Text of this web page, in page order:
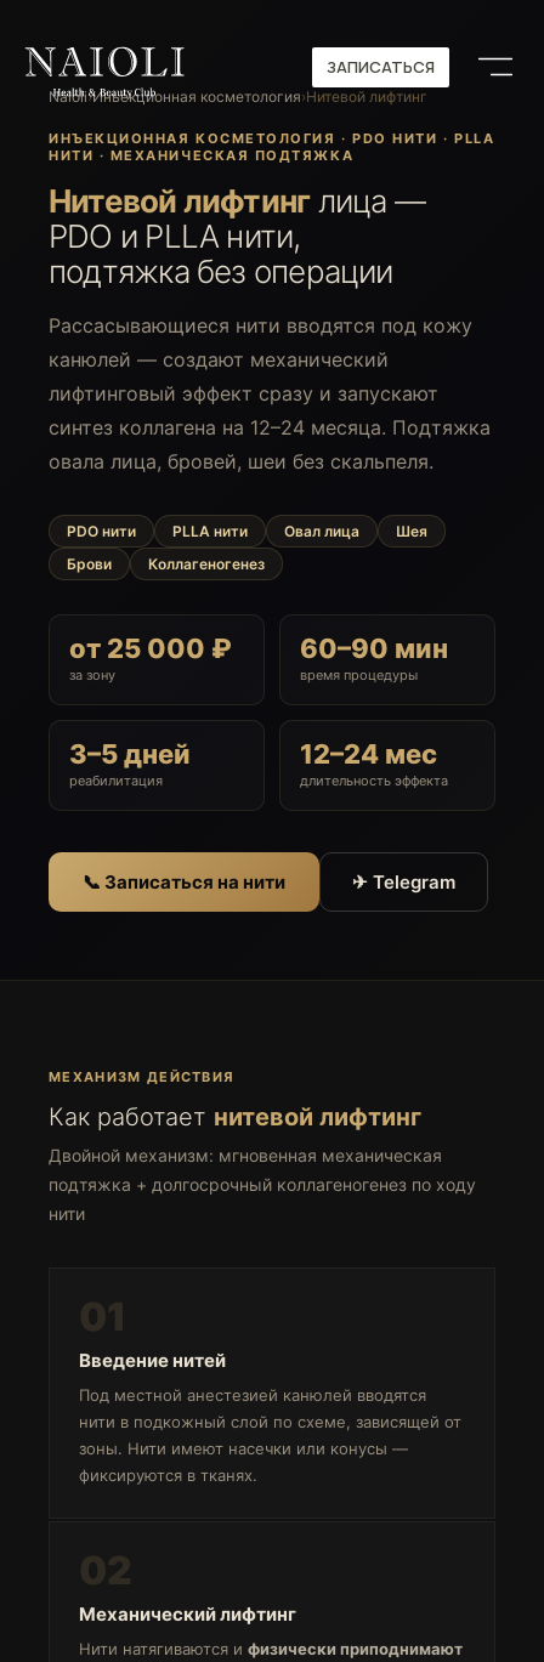
ЗАПИСАТЬСЯ
ЗАПИСАТЬСЯ
Naioli›Инъекционная косметология›Нитевой лифтинг
ИНЪЕКЦИОННАЯ КОСМЕТОЛОГИЯ · PDO НИТИ · PLLA
НИТИ · МЕХАНИЧЕСКАЯ ПОДТЯЖКА
Нитевой лифтинглица —
PDO и PLLA нити,
подтяжка без операции
Рассасывающиеся нити вводятся под кожу
канюлей — создают механический
лифтинговый эффект сразу и запускают
синтез коллагена на 12–24 месяца. Подтяжка
овала лица, бровей, шеи без скальпеля.
PDO нити PLLA нити Овал лица
Шея
Брови
Коллагеногенез
от 25 000 ₽
за зону
60–90 мин
время процедуры
3–5 дней
реабилитация
12–24 мес
длительность эффекта
📞 Записаться на нити ✈ Telegram
МЕХАНИЗМ ДЕЙСТВИЯ
Как работает нитевой лифтинг
Двойной механизм: мгновенная механическая
подтяжка + долгосрочный коллагеногенез по ходу
нити
01
Введение нитей
Под местной анестезией канюлей вводятся
нити в подкожный слой по схеме, зависящей от
зоны. Нити имеют насечки или конусы —
фиксируются в тканях.
02
Механический лифтинг
Нити натягиваются и физически приподнимают